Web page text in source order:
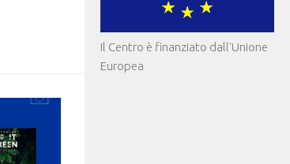
Il Centro è finanziato dall'Unione
Europea